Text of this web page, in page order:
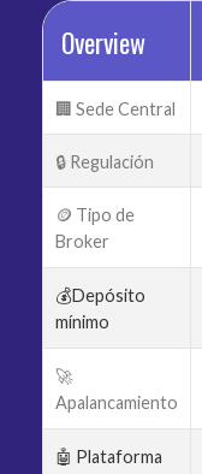
Overview
🏢 Sede Central
🔒 Regulación
🪙 Tipo de
Broker
💰Depósito
mínimo
🚀
Apalancamiento
🤖 Plataforma